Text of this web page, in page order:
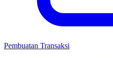
Pembuatan Transaksi